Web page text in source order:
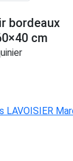
bordeaux
cm
LAVOISIER